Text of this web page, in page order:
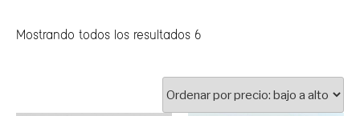
Mostrando todos los resultados 6